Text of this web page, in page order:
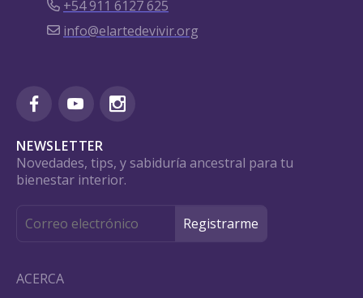
+54 911 6127 625
info@elartedevivir.org
NEWSLETTER
Novedades, tips, y sabiduría ancestral para tu
bienestar interior.
ACERCA